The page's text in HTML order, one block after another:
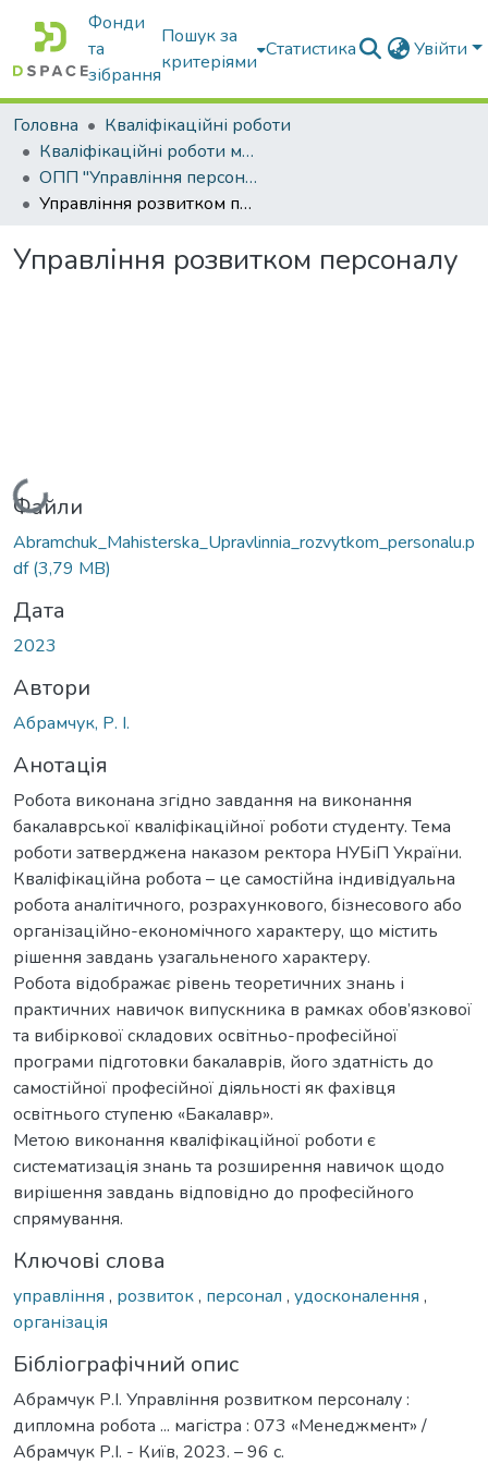
Фонди
та
зібрання
Пошук за
критеріями
Статистика Увійти
Головна
Кваліфікаційні роботи
Кваліфікаційні роботи магістрів
ОПП "Управління персоналом"
Управління розвитком персоналу
Управління розвитком персоналу
Вантажиться...
Файли
Abramchuk_Mahisterska_Upravlinnia_rozvytkom_personalu.p
df(3,79 MB)
Дата
2023
Автори
Абрамчук, Р. І.
Анотація
Робота виконана згідно завдання на виконання
бакалаврської кваліфікаційної роботи студенту. Тема
роботи затверджена наказом ректора НУБіП України.
Кваліфікаційна робота – це самостійна індивідуальна
робота аналітичного, розрахункового, бізнесового або
організаційно-економічного характеру, що містить
рішення завдань узагальненого характеру.
Робота відображає рівень теоретичних знань і
практичних навичок випускника в рамках обов’язкової
та вибіркової складових освітньо-професійної
програми підготовки бакалаврів, його здатність до
самостійної професійної діяльності як фахівця
освітнього ступеню «Бакалавр».
Метою виконання кваліфікаційної роботи є
систематизація знань та розширення навичок щодо
вирішення завдань відповідно до професійного
спрямування.
Ключові слова
управління , розвиток, персонал , удосконалення ,
організація
Бібліографічний опис
Абрамчук Р.І. Управління розвитком персоналу :
дипломна робота ... магістра : 073 «Менеджмент» /
Абрамчук Р.І. - Київ, 2023. – 96 с.